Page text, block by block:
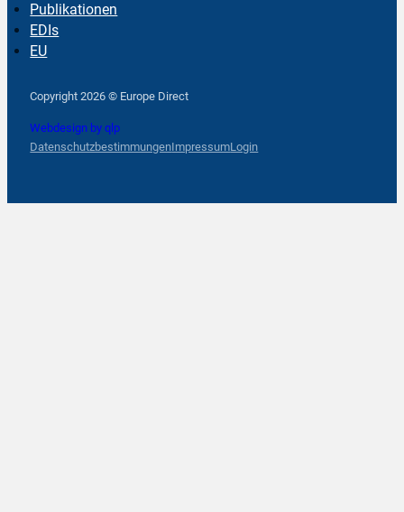
Publikationen
EDIs
EU
Copyright 2026 © Europe Direct
Webdesign by qlp
DatenschutzbestimmungenImpressumLogin